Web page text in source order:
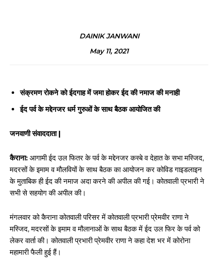
DAINIK JANWANI
May 11, 2021
संक्रमण रोकने को ईदगाह में जमा होकर ईद की नमाज की मनाही
ईद पर्व के मद्देनजर धर्म गुरुओं के साथ बैठक आयोजित की
जनवाणी संवाददाता |
कैराना: आगामी ईद उल फितर के पर्व के मद्देनजर कस्बे व देहात के सभा मस्जिद,
मदरसों के इमाम व मौलवियों के साथ बैठक का आयोजन कर कोविड गाइडलाइन
के मुताबिक ही ईद की नमाज अदा करने की अपील की गई। कोतवाली प्रभारी ने
सभी से सहयोग की अपील की।
मंगलवार को कैराना कोतवाली परिसर में कोतवाली प्रभारी प्रेमवीर राणा ने
मस्जिद, मदरसों के इमाम व मौलानाओं के साथ बैठक में ईद उल फिर के पर्व को
लेकर वार्ता की। कोतवाली प्रभारी प्रेमवीर राणा ने कहा देश भर में कोरोना
महामारी फैली हुई हैं।